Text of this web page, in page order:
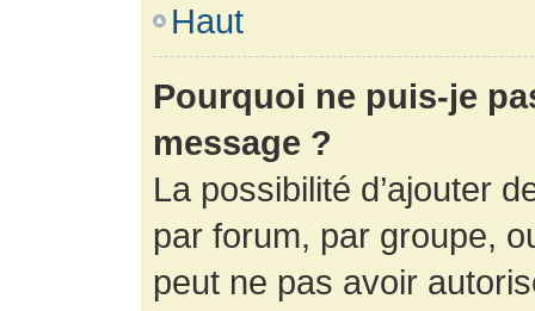
Haut
Pourquoi ne puis-je
message ?
La possibilité d’ajouter
par forum, par groupe,
peut ne pas avoir